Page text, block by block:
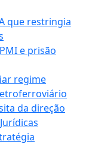
que restringia
e prisão
regime
da direção